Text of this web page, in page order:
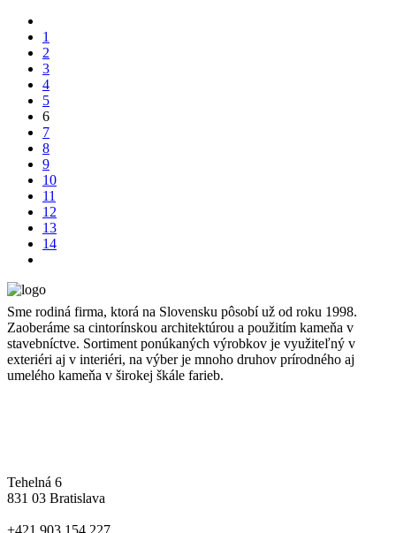
1
2
3
4
5
6
7
8
9
10
11
12
13
14
Sme rodiná firma, ktorá na Slovensku pôsobí už od roku 1998.
Zaoberáme sa cintorínskou architektúrou a použitím kameňa v
stavebníctve. Sortiment ponúkaných výrobkov je využiteľný v
exteriéri aj v interiéri, na výber je mnoho druhov prírodného aj
umelého kameňa v širokej škále farieb.
Tehelná 6
831 03 Bratislava
+421 903 154 227